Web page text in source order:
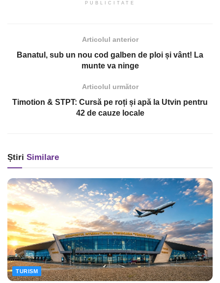
PUBLICITATE
Articolul anterior
Banatul, sub un nou cod galben de ploi și vânt! La
munte va ninge
Articolul următor
Timotion & STPT: Cursă pe roți și apă la Utvin pentru
42 de cauze locale
Știri Similare
TURISM